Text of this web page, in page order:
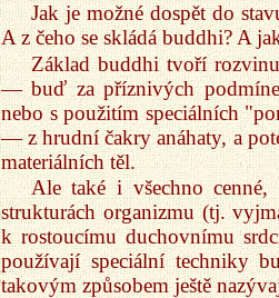
Jak je možné dospět do
A z čeho se skládá buddhi? A
Základ buddhi tvoří
— buď za příznivých
nebo s použitím speciálních
— z hrudní čakry anáhaty, a
materiálních těl.
Ale také i všechno cenné,
strukturách organizmu (tj.
k rostoucímu duchovnímu
používají speciální techniky
takovým způsobem ještě